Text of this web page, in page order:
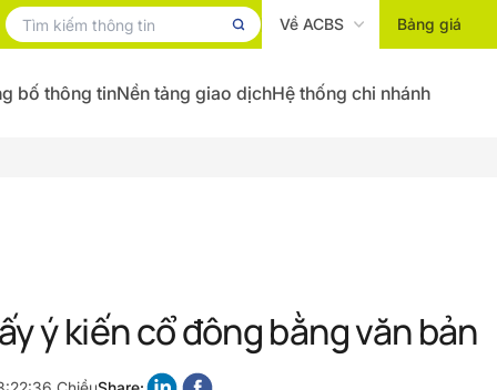
Về ACBS Bảng giá
bố thông tinNền tảng giao dịchHệ thống chi nhánh
ý kiến cổ đông bằng văn bản